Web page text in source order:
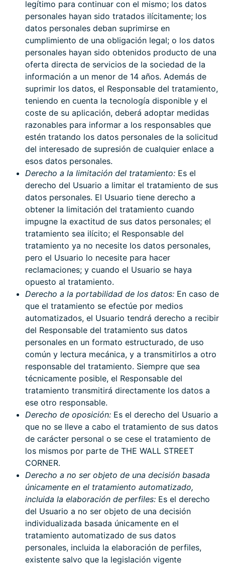
legítimo para continuar con el mismo; los datos
personales hayan sido tratados ilícitamente; los
datos personales deban suprimirse en
cumplimiento de una obligación legal; o los datos
personales hayan sido obtenidos producto de una
oferta directa de servicios de la sociedad de la
información a un menor de 14 años. Además de
suprimir los datos, el Responsable del tratamiento,
teniendo en cuenta la tecnología disponible y el
coste de su aplicación, deberá adoptar medidas
razonables para informar a los responsables que
estén tratando los datos personales de la solicitud
del interesado de supresión de cualquier enlace a
esos datos personales.
Derecho a la limitación del tratamiento: Es el
derecho del Usuario a limitar el tratamiento de sus
datos personales. El Usuario tiene derecho a
obtener la limitación del tratamiento cuando
impugne la exactitud de sus datos personales; el
tratamiento sea ilícito; el Responsable del
tratamiento ya no necesite los datos personales,
pero el Usuario lo necesite para hacer
reclamaciones; y cuando el Usuario se haya
opuesto al tratamiento.
Derecho a la portabilidad de los datos: En caso de
que el tratamiento se efectúe por medios
automatizados, el Usuario tendrá derecho a recibir
del Responsable del tratamiento sus datos
personales en un formato estructurado, de uso
común y lectura mecánica, y a transmitirlos a otro
responsable del tratamiento. Siempre que sea
técnicamente posible, el Responsable del
tratamiento transmitirá directamente los datos a
ese otro responsable.
Derecho de oposición: Es el derecho del Usuario a
que no se lleve a cabo el tratamiento de sus datos
de carácter personal o se cese el tratamiento de
los mismos por parte de THE WALL STREET
CORNER.
Derecho a no ser objeto de una decisión basada
únicamente en el tratamiento automatizado,
incluida la elaboración de perfiles: Es el derecho
del Usuario a no ser objeto de una decisión
individualizada basada únicamente en el
tratamiento automatizado de sus datos
personales, incluida la elaboración de perfiles,
existente salvo que la legislación vigente